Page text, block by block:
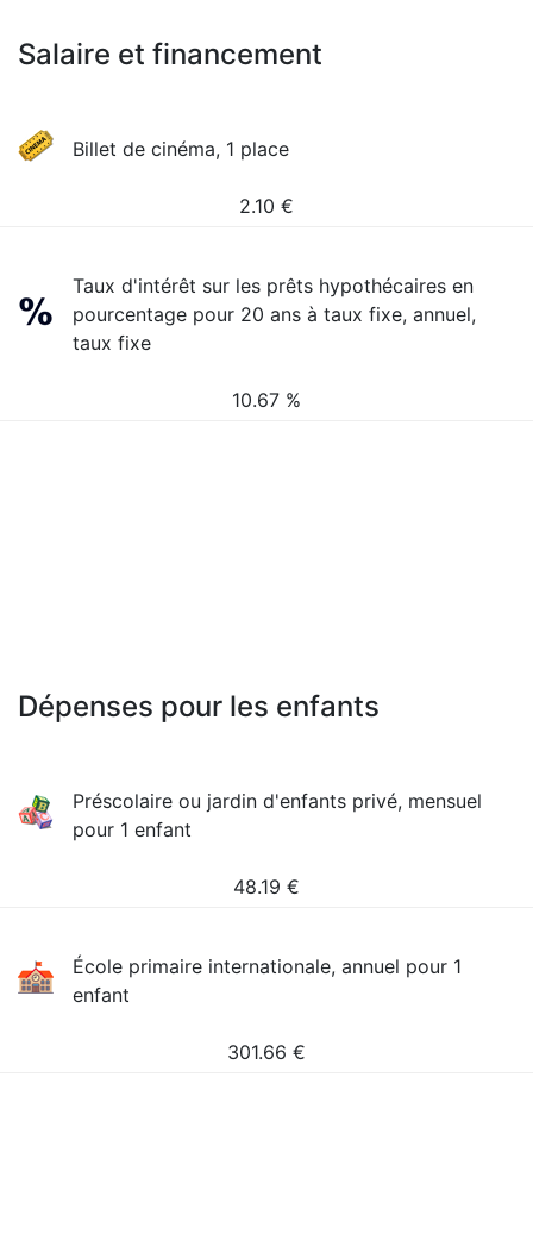
Salaire et financement
Billet de cinéma, 1 place
2.10 €
Taux d'intérêt sur les prêts hypothécaires en
pourcentage pour 20 ans à taux fixe, annuel,
taux fixe
10.67 %
Dépenses pour les enfants
Préscolaire ou jardin d'enfants privé, mensuel
pour 1 enfant
48.19 €
École primaire internationale, annuel pour 1
enfant
301.66 €